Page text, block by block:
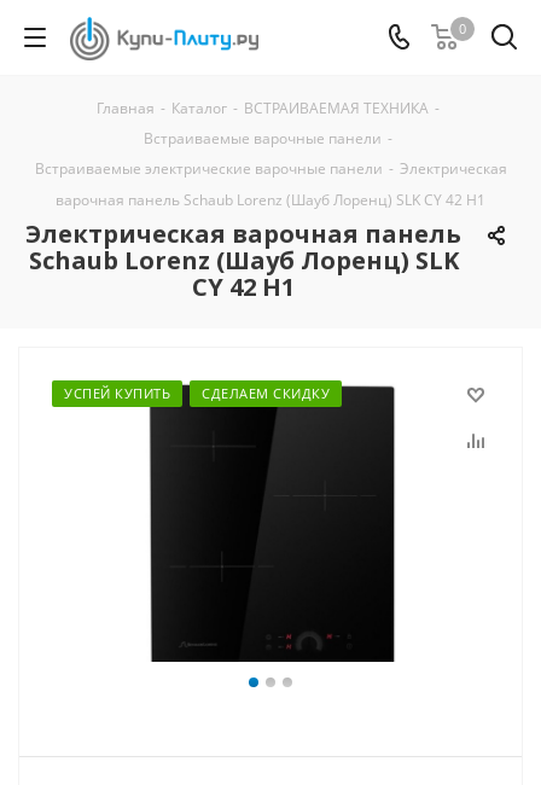
0
Главная - Каталог - ВСТРАИВАЕМАЯ ТЕХНИКА -
Встраиваемые варочные панели -
Встраиваемые электрические варочные панели - Электрическая
варочная панель Schaub Lorenz (Шауб Лоренц) SLK CY 42 H1
Электрическая варочная панель
Schaub Lorenz (Шауб Лоренц) SLK
CY 42 H1
УСПЕЙ КУПИТЬ СДЕЛАЕМ СКИДКУ